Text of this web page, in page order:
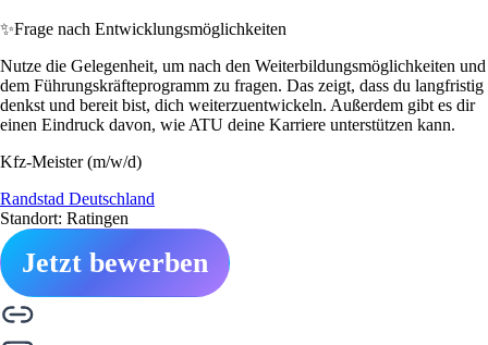
✨Frage nach Entwicklungsmöglichkeiten
Nutze die Gelegenheit, um nach den Weiterbildungsmöglichkeiten und
dem Führungskräfteprogramm zu fragen. Das zeigt, dass du langfristig
denkst und bereit bist, dich weiterzuentwickeln. Außerdem gibt es dir
einen Eindruck davon, wie ATU deine Karriere unterstützen kann.
Kfz-Meister (m/w/d)
Randstad Deutschland
Standort: Ratingen
Jetzt bewerben